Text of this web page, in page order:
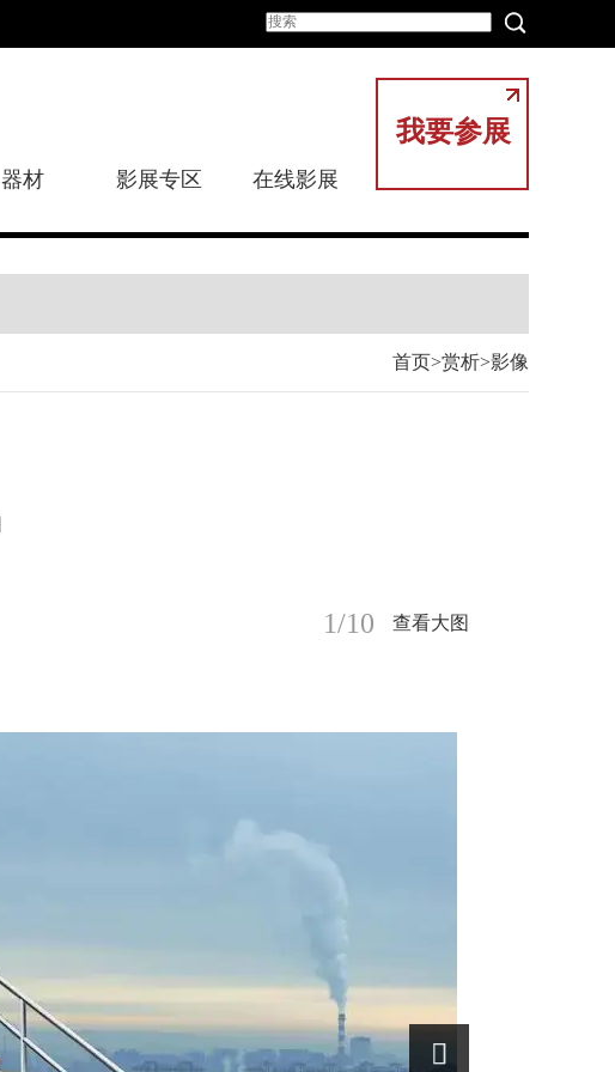
我要参展
器材 影展专区 在线影展
首页 赏析 影像

查看大图
1/10